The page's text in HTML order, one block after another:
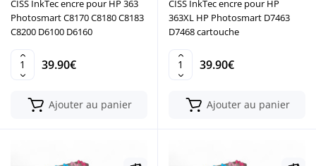
CISS InkTec encre pour HP 363
Photosmart C8170 C8180 C8183
C8200 D6100 D6160
39.90€
Ajouter au panier
CISS InkTec encre pour HP
363XL HP Photosmart D7463
D7468 cartouche
39.90€
Ajouter au panier